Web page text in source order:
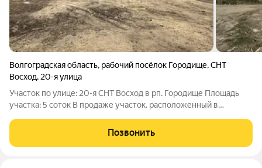
Волгоградская область, рабочий посёлок Городище,СНТ
Восход, 20-я улица
Участок по улице: 20-я СНТ Восход в рп. Городище Площадь
участка: 5 соток В продаже участок, расположенный в
строительства загородного дома. По улице в ближайшей
перспективе газ, есть электричество.
Позвонить